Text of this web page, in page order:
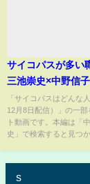
サイコパスが多い
三池崇史×中野信子
「サイコパスはどんな
12月8日配信）」の一
ト動画です。本編は「
史」で検索すると見つか
s